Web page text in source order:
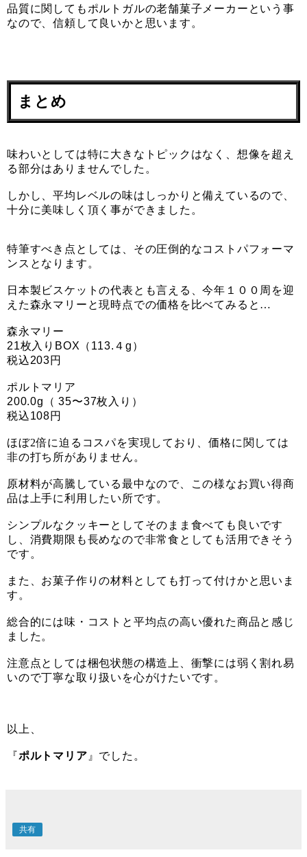
品質に関してもポルトガルの老舗菓子メーカーという事
なので、信頼して良いかと思います。
まとめ
味わいとしては特に大きなトピックはなく、想像を超え
る部分はありませんでした。
しかし、平均レベルの味はしっかりと備えているので、
十分に美味しく頂く事ができました。
特筆すべき点としては、その圧倒的なコストパフォーマ
ンスとなります。
日本製ビスケットの代表とも言える、今年１００周を迎
えた森永マリーと現時点での価格を比べてみると…
森永マリー
21枚入りBOX（113.４g）
税込203円
ポルトマリア
200.0g（ 35〜37枚入り）
税込108円
ほぼ2倍に迫るコスパを実現しており、価格に関しては
非の打ち所がありません。
原材料が高騰している最中なので、この様なお買い得商
品は上手に利用したい所です。
シンプルなクッキーとしてそのまま食べても良いです
し、消費期限も長めなので非常食としても活用できそう
です。
また、お菓子作りの材料としても打って付けかと思いま
す。
総合的には味・コストと平均点の高い優れた商品と感じ
ました。
注意点としては梱包状態の構造上、衝撃には弱く割れ易
いので丁寧な取り扱いを心がけたいです。
以上、
『ポルトマリア 』でした。
共有